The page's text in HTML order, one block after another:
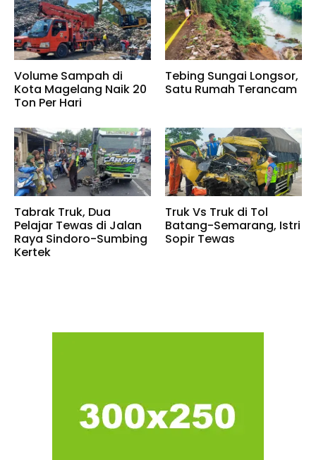
Volume Sampah di
Kota Magelang Naik 20
Ton Per Hari
Tebing Sungai Longsor,
Satu Rumah Terancam
Tabrak Truk, Dua
Pelajar Tewas di Jalan
Raya Sindoro-Sumbing
Kertek
Truk Vs Truk di Tol
Batang-Semarang, Istri
Sopir Tewas